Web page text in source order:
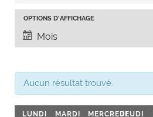
c
h
r
c
N
v
i
a
OPTIONS D’AFFICHAGE
Mois
Aucun résultat trouvé.
LUNDI MARDI MERCREDIJEUDI